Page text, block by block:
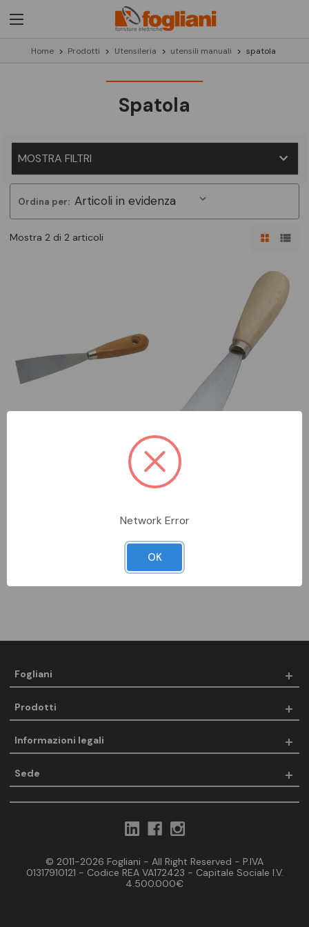
Home Prodotti Utensileria utensili manuali spatola
Spatola
MOSTRA FILTRI
Mostra 2 di 2 articoli
Ordina per:
DISPONIBILE
INR7131324
INTERCABLE
m
Accedi per vedere i prezzi
Fogliani
Prodotti
Informazioni legali
Sede
© 2011-2026 Fogliani - All Right Reserved - P.IVA
01317910121 - Codice REA VA172423 - Capitale Sociale I.V.
4.500.000€
Network Error
OK